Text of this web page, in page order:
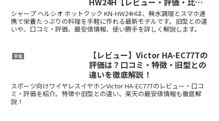
記事】
シャープ ヘルシオ ホットクック KN-HW24Hは、無水調理とスマホ連
携で栄養たっぷりの料理を手軽に作れる最新モデルです。旧型との違
いや、口コミ・評価、最安値情報、使い勝手を詳しく解説します。
家電
【レビュー】Victor HA-EC77Tの
評価は？口コミ・特徴・旧型との
違いを徹底解説！
スポーツ向けワイヤレスイヤホンVictor HA-EC77Tのレビュー・口コ
ミ・評価を紹介。特徴や旧型との違い、楽天の最安値情報も徹底解
説！